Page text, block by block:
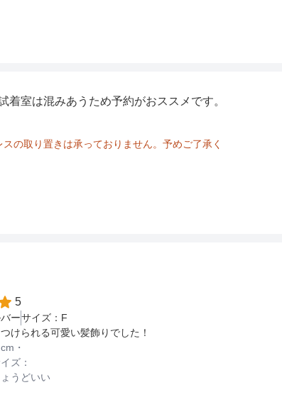
室は混みあうため予約がおススメです。
の取り置きは承っておりません。予めご了承く
5
ーサイズ： F
けられる可愛い髪飾りでした！
cm・
ズ：
うどいい